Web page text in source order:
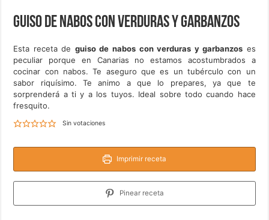
Guiso de nabos con verduras y garbanzos
Esta receta de guiso de nabos con verduras y garbanzos es
peculiar porque en Canarias no estamos acostumbrados a
cocinar con nabos. Te aseguro que es un tubérculo con un
sabor riquísimo. Te animo a que lo prepares, ya que te
sorprenderá a ti y a los tuyos. Ideal sobre todo cuando hace
fresquito.
Sin votaciones
Imprimir receta
Pinear receta